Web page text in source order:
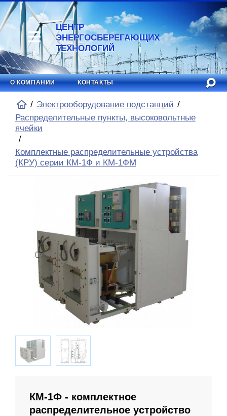
ЦЕНТР
ЭНЕРГОСБЕРЕГАЮЩИХ
ТЕХНОЛОГИЙ
О КОМПАНИИ КОНТАКТЫ
Электрооборудование подстанций
Распределительные пункты, высоковольтные
ячейки
Комплектные распределительные устройства
(КРУ) серии КМ-1Ф и КМ-1ФМ
КМ-1Ф - комплектное
распределительное устройство